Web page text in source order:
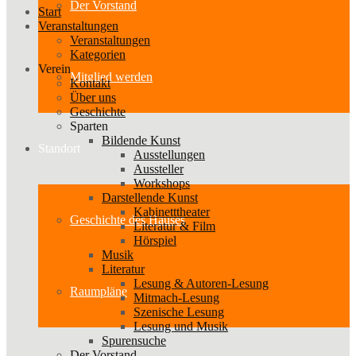
Der Vorstand
Mitglied werden
Standort
Geschichte des Hauses
Raumpläne
Start
Veranstaltungen
Veranstaltungen
Kategorien
Verein
Kontakt
Über uns
Geschichte
Sparten
Bildende Kunst
Ausstellungen
Aussteller
Workshops
Darstellende Kunst
Kabinetttheater
Literatur & Film
Hörspiel
Musik
Literatur
Lesung & Autoren-Lesung
Mitmach-Lesung
Szenische Lesung
Lesung und Musik
Spurensuche